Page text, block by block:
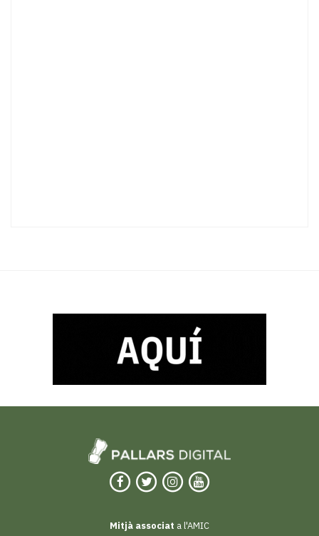
Mitjà associat a l'AMIC